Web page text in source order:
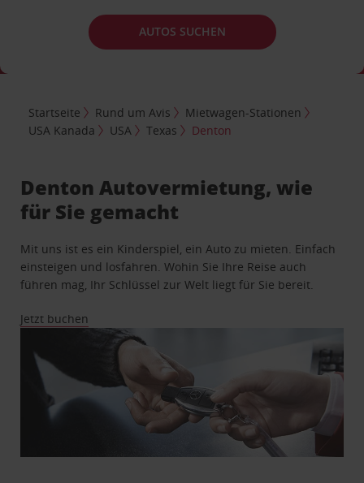
AUTOS SUCHEN
Startseite Rund um Avis
Mietwagen-Stationen
USA Kanada
USA Texas Denton
Denton Autovermietung, wie
für Sie gemacht
Mit uns ist es ein Kinderspiel, ein Auto zu mieten. Einfach
einsteigen und losfahren. Wohin Sie Ihre Reise auch
führen mag, Ihr Schlüssel zur Welt liegt für Sie bereit.
Jetzt buchen